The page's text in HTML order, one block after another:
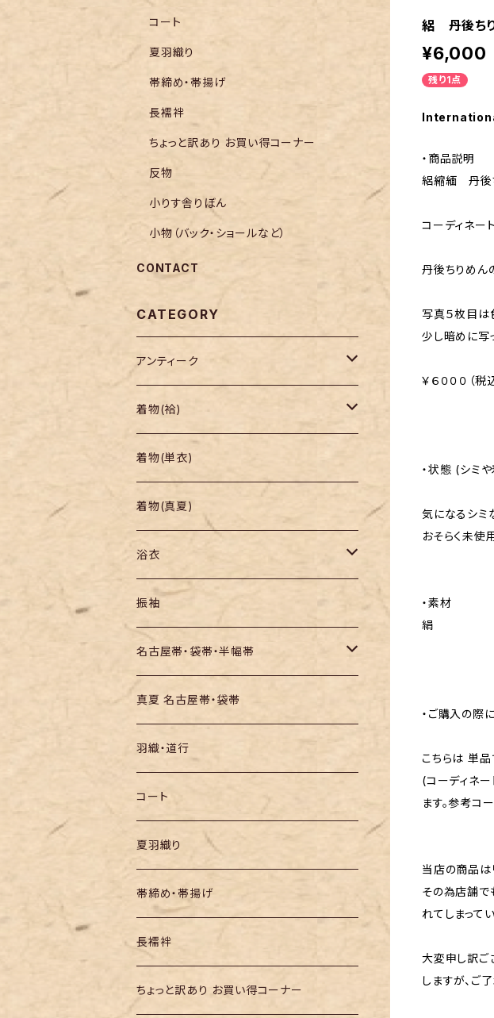
絽 丹後ち
¥6,000
残り1点
・商品説明
絽縮緬 丹後
コーディネー
丹後ちりめん
写真５枚目は
少し暗めに写
￥６０００（税
・状態 (シミ
気になるシミ
おそらく未使
・素材
絹
・ご購入の際
こちらは 単品
(コーディネ
ます。参考コ
当店の商品は
その為店舗で
れてしまって
大変申し訳ご
しますが、ご
コート
夏羽織り
帯締め・帯揚げ
長襦袢
ちょっと訳あり お買い得コーナー
反物
小りす舎りぼん
小物（バック・ショールなど）
CONTACT
CATEGORY
アンティーク
着物
帯
羽織り・道行
着物(袷)
小紋
色無地・江戸小紋
紬
訪問着・付下
お召し
着物(単衣)
着物(真夏)
浴衣
セオα・ポリ
木綿・綿麻
絞りの浴衣
振袖
名古屋帯・袋帯・半幅帯
名古屋帯
袋帯
半幅帯
真夏 名古屋帯・袋帯
羽織・道行
コート
夏羽織り
帯締め・帯揚げ
長襦袢
ちょっと訳あり お買い得コーナー